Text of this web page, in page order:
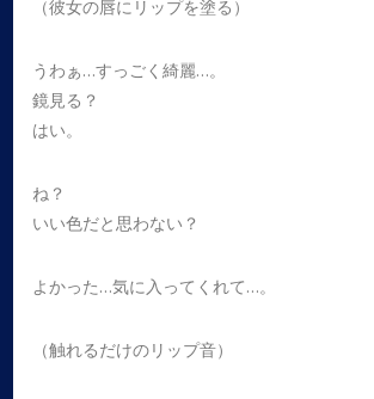
（彼女の唇にリップを塗る）
うわぁ…すっごく綺麗…。
鏡見る？
はい。
ね？
いい色だと思わない？
よかった…気に入ってくれて…。
（触れるだけのリップ音）